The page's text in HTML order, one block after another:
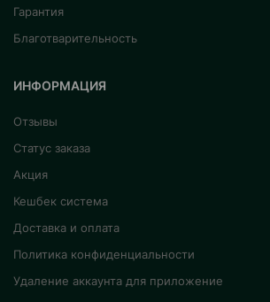
Гарантия
Благотварительность
ИНФОРМАЦИЯ
Отзывы
Статус заказа
Акция
Кешбек система
Доставка и оплата
Политика конфиденциальности
Удаление аккаунта для приложение